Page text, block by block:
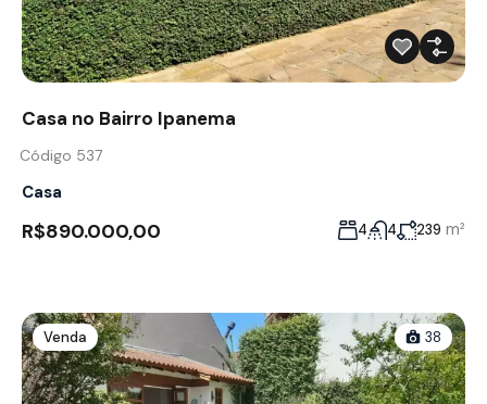
Casa no Bairro Ipanema
Código 537
Casa
R$890.000,00 4 4 239 m²
Venda 38